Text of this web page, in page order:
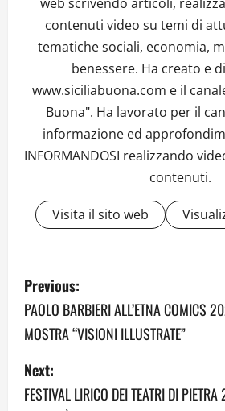
contenuti video su temi di
tematiche sociali, economia,
benessere. Ha creato e
www.siciliabuona.com e il
Buona". Ha lavorato per il
informazione ed
INFORMANDOSI realizzando
contenuti.
Visita il sito web
P
o
s
t
Previous:
PAOLO BARBIERI ALL’ETNA COMICS
MOSTRA “VISIONI ILLUSTRATE”
Next:
FESTIVAL LIRICO DEI TEATRI DI